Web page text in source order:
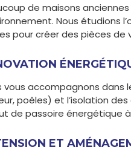
de maisons
Nous étudions
pour créer des pièces de
vous accompagnons
poêles) et l’isolation
de passoire énergétique
ET